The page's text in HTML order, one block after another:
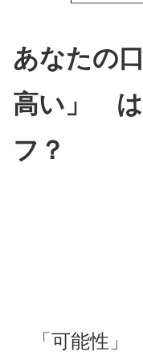
あなたの
高い」 は
フ？
「可能性」